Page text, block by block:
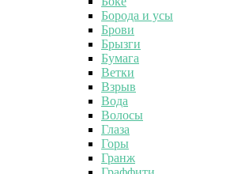
Борода и усы
Брови
Брызги
Бумага
Ветки
Взрыв
Вода
Волосы
Глаза
Горы
Гранж